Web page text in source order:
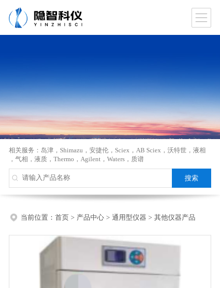
相关服务： 岛津， Shimazu ， 安捷伦， Sciex ， AB Sciex ， 沃特世， 液相
， 气相 ， 液质， Thermo ， Agilent ， Waters， 质谱
当前位置： 首页> 产品中心> 通用型仪器 > 其他仪器产品